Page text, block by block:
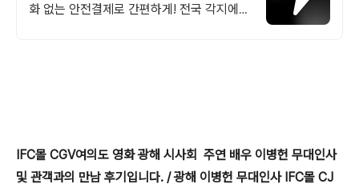
화 없는 안전결제로 간편하게! 전국 각지에서
IFC몰 CGV여의도 영화 광해 시사회 주연 배우 이병헌 무대인사
및 관객과의 만남 후기입니다. / 광해 이병헌 무대인사 IFC몰 CJ